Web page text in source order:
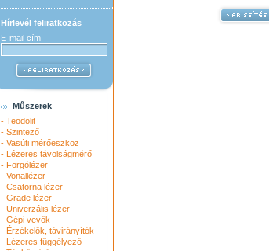
Hírlevél feliratkozás
E-mail cím
Műszerek
- Teodolit
- Szintező
- Vasúti mérőeszköz
- Lézeres távolságmérő
- Forgólézer
- Vonallézer
- Csatorna lézer
- Grade lézer
- Univerzális lézer
- Gépi vevők
- Érzékelők, távirányítók
- Lézeres függélyező